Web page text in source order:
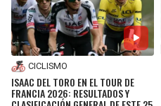
CICLISMO
ISAAC DEL TORO EN EL TOUR DE
FRANCIA 2026: RESULTADOS Y